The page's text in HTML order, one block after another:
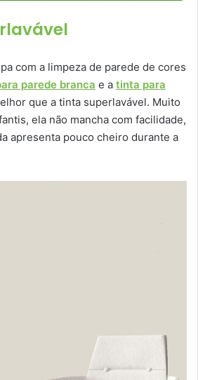
com a limpeza de parede de cores
parede branca e a tinta para
que a tinta superlavável. Muito
ela não mancha com facilidade,
apresenta pouco cheiro durante a